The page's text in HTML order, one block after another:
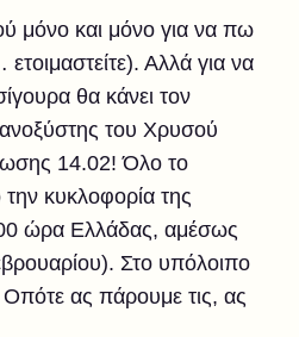
μόνο και μόνο για να πω
Αλλά για να
θα κάνει τον
του Χρυσού
14.02! Όλο το
την κυκλοφορία της
ώρα Ελλάδας, αμέσως
Στο υπόλοιπο
ας πάρουμε τις, ας